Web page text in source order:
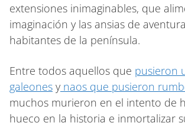
extensiones inimaginables, que
imaginación y las ansias de
habitantes de la península.
Entre todos aquellos que pusieron
galeones y naos que pusieron
muchos murieron en el intento de
hueco en la historia e inmortalizar